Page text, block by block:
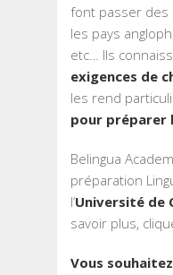
font passer des
les pays
etc… Ils
exigences de
les rend
pour préparer
Belingua
préparation
l’Université de
savoir plus,
Vous